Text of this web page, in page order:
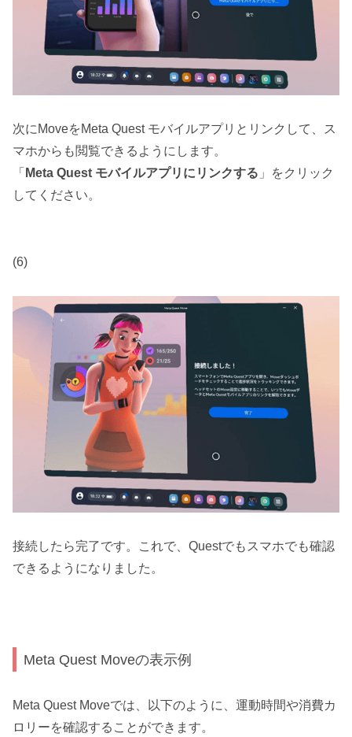
次にMoveをMeta Quest モバイルアプリとリンクして、ス
マホからも閲覧できるようにします。
「 Meta Quest モバイルアプリにリンクする 」をクリック
してください。
(6)
接続したら完了です。これで、Questでもスマホでも確認
できるようになりました。
Meta Quest Moveの表示例
Meta Quest Moveでは、以下のように、運動時間や消費カ
ロリーを確認することができます。